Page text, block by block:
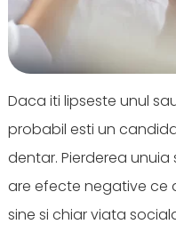
Daca iti lipseste unul
probabil esti un
dentar. Pierderea
are efecte negative ce
sine si chiar viata